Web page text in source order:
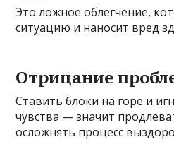
Это ложное облегчение,
ситуацию и наносит вред
Отрицание
Ставить блоки на горе и
чувства — значит
осложнять процесс